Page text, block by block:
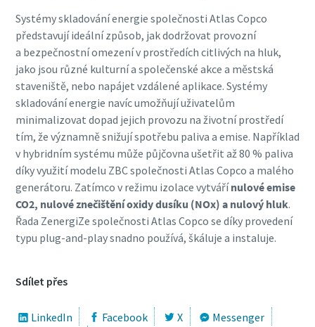
Systémy skladování energie společnosti Atlas Copco
představují ideální způsob, jak dodržovat provozní
a bezpečnostní omezení v prostředích citlivých na hluk,
jako jsou různé kulturní a společenské akce a městská
staveniště, nebo napájet vzdálené aplikace. Systémy
skladování energie navíc umožňují uživatelům
minimalizovat dopad jejich provozu na životní prostředí
tím, že významně snižují spotřebu paliva a emise. Například
v hybridním systému může půjčovna ušetřit až 80 % paliva
díky využití modelu ZBC společnosti Atlas Copco a malého
generátoru. Zatímco v režimu izolace vytvářínulové emise
CO2, nulové znečištění oxidy dusíku (NOx) a nulový hluk.
Řada ZenergiZe společnosti Atlas Copco se díky provedení
typu plug-and-play snadno používá, škáluje a instaluje.
Sdílet přes
LinkedIn Facebook X
Messenger